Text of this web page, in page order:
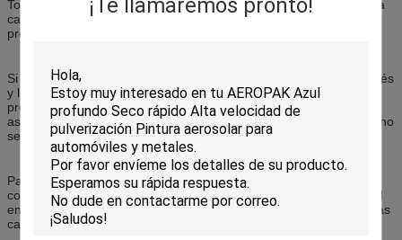
Todos los productos según 12 piezas/ 24 piezas/ 48 piezas en una
caja de cartón, con tarjeta transversal para separar cada lata y
proteger cada lata de arañazos.
Si se envía por LCL, empaquetaremos todos los productos en palés
y los envolveremos con una película de plástico para proteger los
productos de forma segura durante el transporte, y nos
aseguraremos de que reciba la cantidad solicitada de productos (no
se perderán los productos).
Para la carga de contenedores completos, enviaremos solo por
contenedor de carga DG (UN1950, IMO 2) y colocaremos una red
en la parte posterior del contenedor para evitar que las mercancías
caigan y golpeen a los trabajadores en el suelo.